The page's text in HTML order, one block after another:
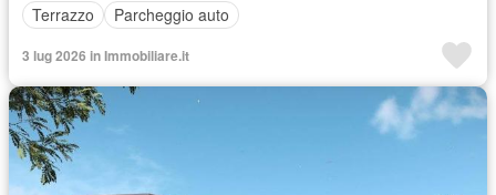
Terrazzo
Parcheggio auto
3 lug 2026 in Immobiliare.it